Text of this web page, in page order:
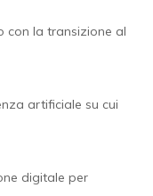
con la transizione al
artificiale su cui
digitale per